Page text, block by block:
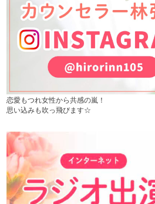
恋愛もつれ女性から共感の嵐！
思い込みも吹っ飛びます☆